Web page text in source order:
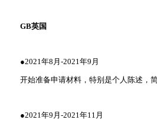
GB英国
●2021年8月-2021年9月
开始准备申请材料，特别是个人陈述，简
●2021年9月-2021年11月